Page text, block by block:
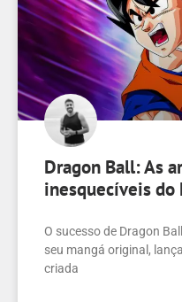
Dragon Ball: As
inesquecíveis do
O sucesso de Dragon
seu mangá original,
criada